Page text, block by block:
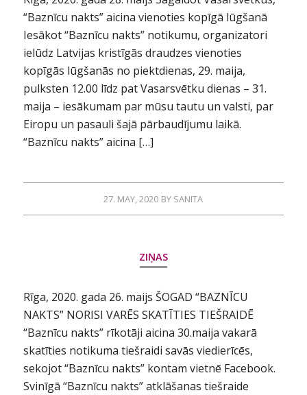
“Baznīcu nakts” aicina vienoties kopīgā lūgšanā
Iesākot “Baznīcu nakts” notikumu, organizatori
ielūdz Latvijas kristīgās draudzes vienoties
kopīgās lūgšanās no piektdienas, 29. maija,
pulksten 12.00 līdz pat Vasarsvētku dienas – 31.
maija – iesākumam par mūsu tautu un valsti, par
Eiropu un pasauli šajā pārbaudījumu laikā.
“Baznīcu nakts” aicina […]
27. MAY, 2020 BY SANITA
ZIŅAS
Rīga, 2020. gada 26. maijs ŠOGAD “BAZNĪCU
NAKTS” NORISI VARĒS SKATĪTIES TIEŠRAIDĒ
“Baznīcu nakts” rīkotāji aicina 30.maija vakarā
skatīties notikuma tiešraidi savās viedierīcēs,
sekojot “Baznīcu nakts” kontam vietnē Facebook.
Svinīgā “Baznīcu nakts” atklāšanas tiešraide